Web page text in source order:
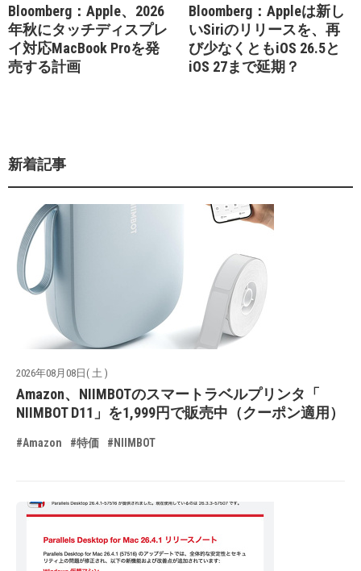
Bloomberg：Apple、2026
年秋にタッチディスプレ
イ対応MacBook Proを発
売する計画
Bloomberg：Appleは新し
いSiriのリリースを、再
び少なくともiOS 26.5と
iOS 27まで延期？
新着記事
2026年08月08日( 土 )
Amazon、NIIMBOTのスマートラベルプリンタ「
NIIMBOT D11」を1,999円で販売中（クーポン適用）
#Amazon #特価 #NIIMBOT